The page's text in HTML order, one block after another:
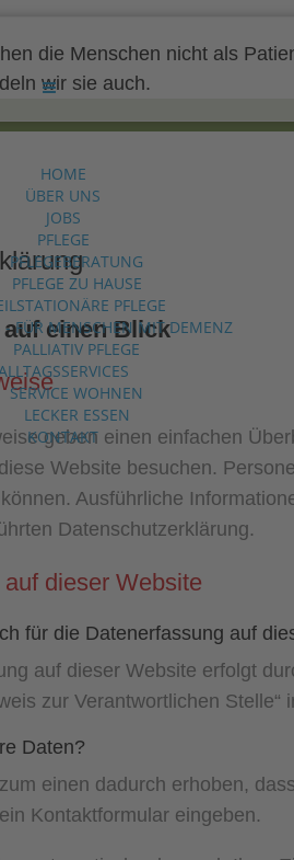
HOME
ÜBER UNS
JOBS
PFLEGE
PFLEGEBERATUNG
PFLEGE ZU HAUSE
PFLEGE
- FÜR MENSCHEN MIT DEMENZ
PALLIATIV PFLEGE
SERVICE WOHNEN
LECKER ESSEN
KONTAKT
die Menschen nicht als
wir sie auch.
einen Blick
geben einen einfachen
Website besuchen.
Ausführliche
Datenschutzerklärung.
dieser Website
für die Datenerfassung auf
auf dieser Website erfolgt
zur Verantwortlichen
Daten?
einen dadurch erhoben,
Kontaktformular eingeben.